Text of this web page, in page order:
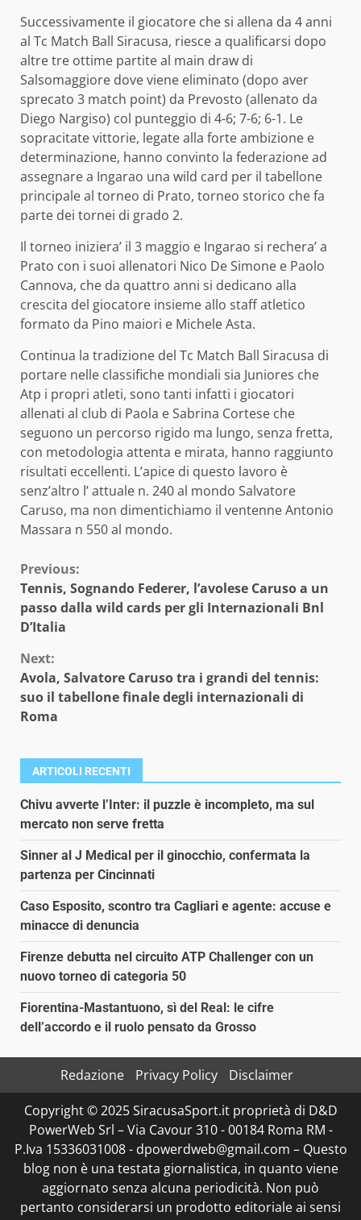
Successivamente il giocatore che si allena da 4 anni
al Tc Match Ball Siracusa, riesce a qualificarsi dopo
altre tre ottime partite al main draw di
Salsomaggiore dove viene eliminato (dopo aver
sprecato 3 match point) da Prevosto (allenato da
Diego Nargiso) col punteggio di 4-6; 7-6; 6-1. Le
sopracitate vittorie, legate alla forte ambizione e
determinazione, hanno convinto la federazione ad
assegnare a Ingarao una wild card per il tabellone
principale al torneo di Prato, torneo storico che fa
parte dei tornei di grado 2.
Il torneo iniziera’ il 3 maggio e Ingarao si rechera’ a
Prato con i suoi allenatori Nico De Simone e Paolo
Cannova, che da quattro anni si dedicano alla
crescita del giocatore insieme allo staff atletico
formato da Pino maiori e Michele Asta.
Continua la tradizione del Tc Match Ball Siracusa di
portare nelle classifiche mondiali sia Juniores che
Atp i propri atleti, sono tanti infatti i giocatori
allenati al club di Paola e Sabrina Cortese che
seguono un percorso rigido ma lungo, senza fretta,
con metodologia attenta e mirata, hanno raggiunto
risultati eccellenti. L’apice di questo lavoro è
senz’altro l’ attuale n. 240 al mondo Salvatore
Caruso, ma non dimentichiamo il ventenne Antonio
Massara n 550 al mondo.
Continue
Reading
Previous:
Tennis, Sognando Federer, l’avolese Caruso a un
passo dalla wild cards per gli Internazionali Bnl
D’Italia
Next:
Avola, Salvatore Caruso tra i grandi del tennis:
suo il tabellone finale degli internazionali di
Roma
ARTICOLI RECENTI
Chivu avverte l’Inter: il puzzle è incompleto, ma sul
mercato non serve fretta
Sinner al J Medical per il ginocchio, confermata la
partenza per Cincinnati
Caso Esposito, scontro tra Cagliari e agente: accuse e
minacce di denuncia
Firenze debutta nel circuito ATP Challenger con un
nuovo torneo di categoria 50
Fiorentina-Mastantuono, sì del Real: le cifre
dell’accordo e il ruolo pensato da Grosso
Redazione Privacy Policy
Disclaimer
Copyright © 2025 SiracusaSport.it proprietà di D&D
PowerWeb Srl – Via Cavour 310 - 00184 Roma RM -
P.Iva 15336031008 - dpowerdweb@gmail.com – Questo
blog non è una testata giornalistica, in quanto viene
aggiornato senza alcuna periodicità. Non può
pertanto considerarsi un prodotto editoriale ai sensi